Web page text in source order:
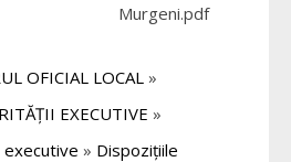
Murgeni.pdf
OFICIAL LOCAL »
EXECUTIVE »
» Dispozițiile